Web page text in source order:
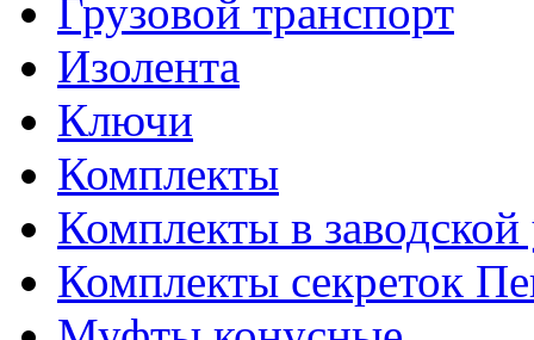
Грузовой транспорт
Изолента
Ключи
Комплекты
Комплекты в заводской
Комплекты секреток